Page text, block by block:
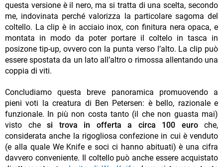
questa versione è il nero, ma si tratta di una scelta, secondo
me, indovinata perché valorizza la particolare sagoma del
coltello. La clip è in acciaio inox, con finitura nera opaca, e
montata in modo da poter portare il coltelo in tasca in
posizone tip-up, ovvero con la punta verso l’alto. La clip può
essere spostata da un lato all’altro o rimossa allentando una
coppia di viti.
Concludiamo questa breve panoramica promuovendo a
pieni voti la creatura di Ben Petersen: è bello, razionale e
funzionale. In più non costa tanto (il che non guasta mai)
visto che si trova in offerta a circa 100 euroche,
considerata anche la rigogliosa confezione in cui è venduto
(e alla quale We Knife e soci ci hanno abituati) è una cifra
davvero conveniente. Il coltello può anche essere acquistato